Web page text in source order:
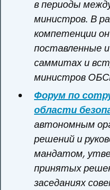
в периоды
министров. В
компетенции
поставленные
саммитах и
министров
Форум по
области
автономным
решений и
мандатом,
принятых
заседаниях